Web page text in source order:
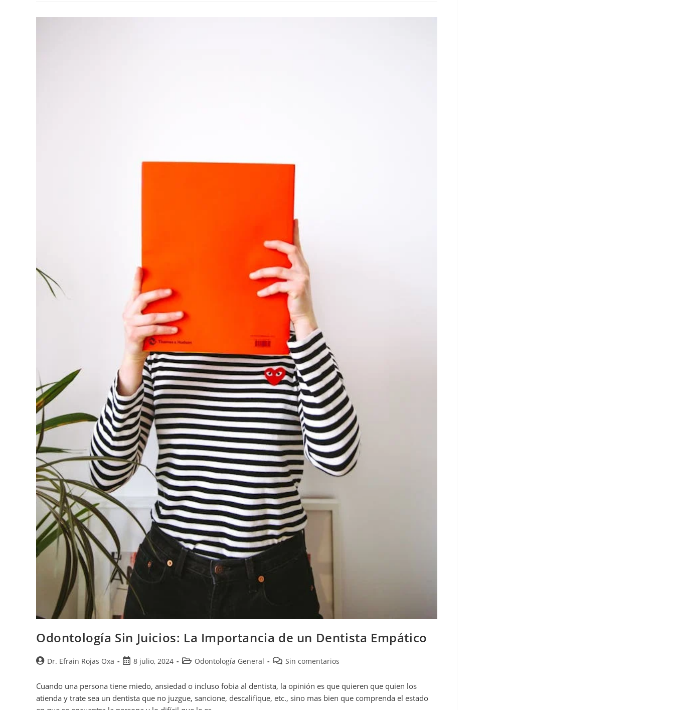
Odontología Sin Juicios: La Importancia de un Dentista Empático
Dr. Efrain Rojas Oxa 8 julio, 2024 Odontología General Sin comentarios
Cuando una persona tiene miedo, ansiedad o incluso fobia al dentista, la opinión es que quieren que quien los
atienda y trate sea un dentista que no juzgue, sancione, descalifique, etc., sino mas bien que comprenda el estado